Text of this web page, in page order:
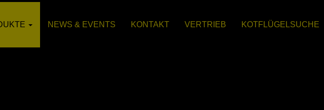
NEWS & EVENTS KONTAKT VERTRIEB KOTFLÜGELSUCHE